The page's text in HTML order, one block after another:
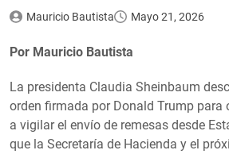
Mauricio Bautista Mayo 21, 2026
Por Mauricio Bautista
La presidenta Claudia Sheinbaum
orden firmada por Donald Trump para
a vigilar el envío de remesas desde
que la Secretaría de Hacienda y el